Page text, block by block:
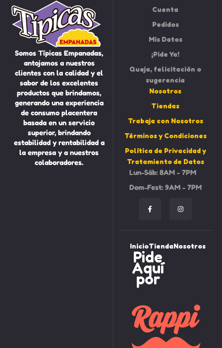
Somos Típicas Empanadas,
antojamos a nuestros
clientes con la calidad y el
sabor de los excelentes
productos que brindamos,
generando una experiencia
de consumo placentera
basada en un servicio
superior, brindando
estabilidad y rentabilidad a
la empresa y a nuestros
colaboradores.
Cuenta
Pedidos
Mis Datos
¡Pide Ya!
Queja, felicitación o
sugerencia
Nosotros
Tiendas
Trabaja con Nosotros
Términos y Condiciones
Política de Privacidad y
Tratamiento de Datos
Lun-Sáb: 8AM - 7PM
Dom-Fest: 9AM - 7PM
InicioTiendaNosotros
Pide
Aquí
por